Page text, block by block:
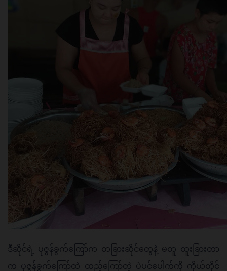
ဒီဆိုင်ရဲ့ ပုဇွန်ခွက်ကြော်က တခြားဆိုင်တွေနဲ့ မတူ ထူးခြားတာ
က ပုဇွန်ခွက်ကြော်ထဲ ထည့်ကြော်တဲ့ ပဲပင်ပေါက်ကို ကိုယ်တိုင်